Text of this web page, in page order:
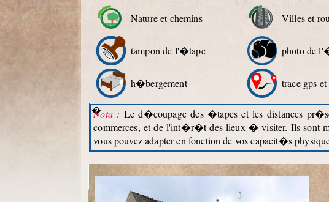
Nature et chemins Villes et
tampon de l'�tape photo de
h�bergement trace gps et
�
Nota : Le d�coupage des �tapes et les distances
commerces, et de l'int�r�t des lieux � visiter. Ils sont
vous pouvez adapter en fonction de vos capacit�s